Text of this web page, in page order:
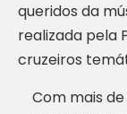
queridos da
realizada pela
cruzeiros
Com mais